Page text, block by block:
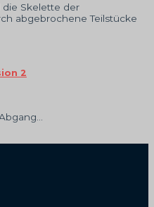
Skelette der
abgebrochene Teilstücke
2